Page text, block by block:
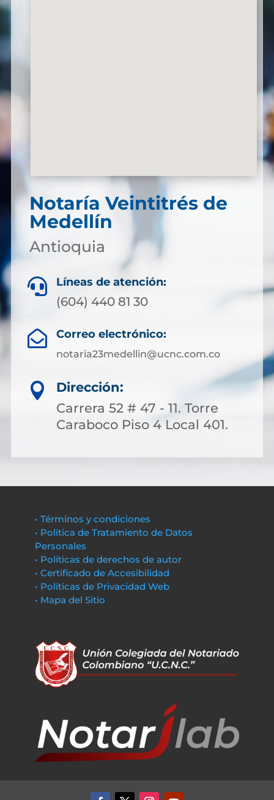
Notaría Veintitrés de
Medellín
Antioquia
 Líneas de atención:
(604) 440 81 30
 Correo electrónico:
notaria23medellin@ucnc.com.co

Dirección:
Carrera 52 # 47 - 11. Torre
Caraboco Piso 4 Local 401.
• Términos y condiciones
• Política de Tratamiento de Datos
Personales
• Políticas de derechos de autor
• Certificado de Accesibilidad
• Políticas de Privacidad Web
• Mapa del Sitio